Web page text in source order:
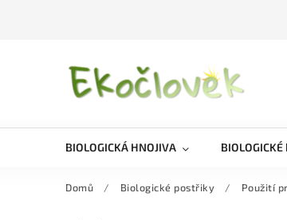
BIOLOGICKÁ HNOJIVA BIOLOGICKÉ
Domů / Biologické postřiky / Použití